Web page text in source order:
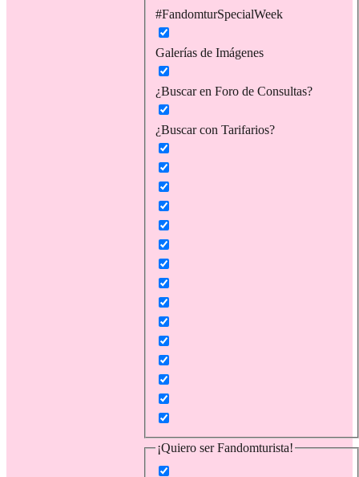
#FandomturSpecialWeek
Galerías de Imágenes
¿Buscar en Foro de Consultas?
¿Buscar con Tarifarios?
¡Quiero ser Fandomturista!